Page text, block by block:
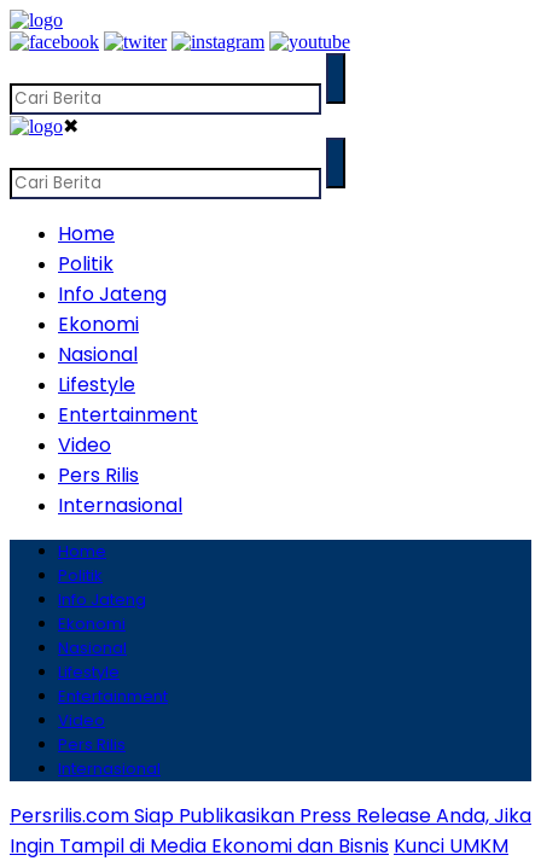
✖
Home
Politik
Info Jateng
Ekonomi
Nasional
Lifestyle
Entertainment
Video
Pers Rilis
Internasional
Home
Politik
Info Jateng
Ekonomi
Nasional
Lifestyle
Entertainment
Video
Pers Rilis
Internasional
Persrilis.com Siap Publikasikan Press Release Anda, Jika
Ingin Tampil di Media Ekonomi dan Bisnis Kunci UMKM